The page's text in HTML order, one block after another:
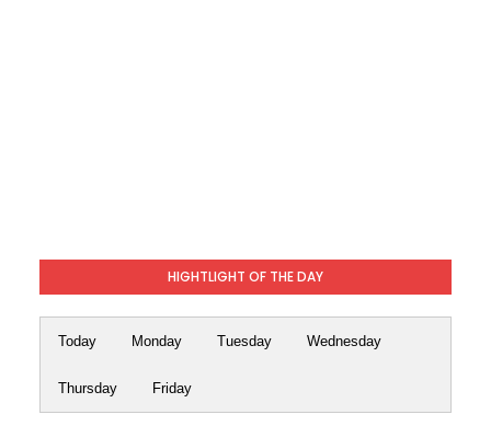
HIGHTLIGHT OF THE DAY
Today Monday Tuesday Wednesday
Thursday Friday